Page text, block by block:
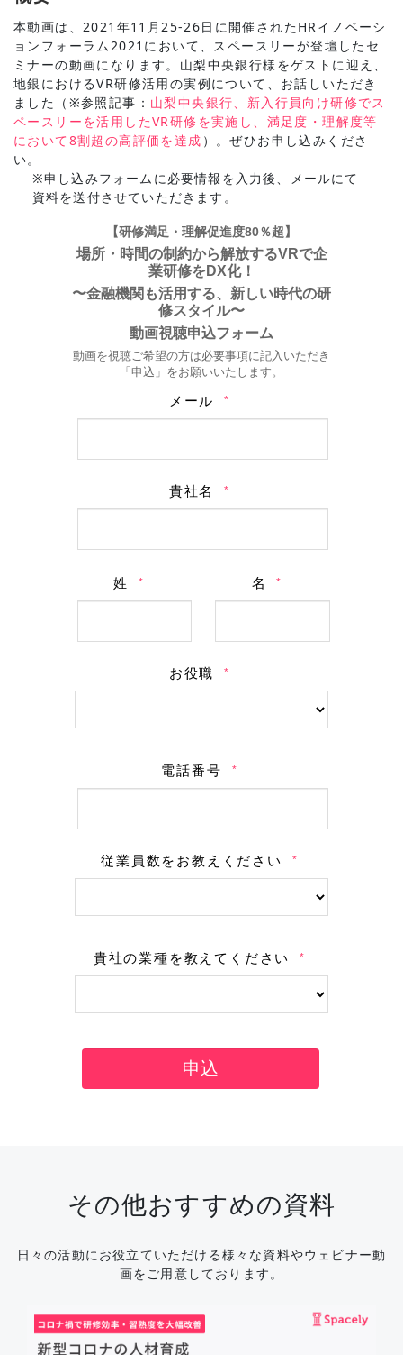
本動画は、2021年11月25-26日に開催されたHRイノベーシ
ョンフォーラム2021において、スペースリーが登壇したセ
ミナーの動画になります。山梨中央銀行様をゲストに迎え、
地銀におけるVR研修活用の実例について、お話しいただき
ました（※参照記事： 山梨中央銀行、新入行員向け研修でス
ペースリーを活用したVR研修を実施し、満足度・理解度等
において8割超の高評価を達成 ）。ぜひお申し込みくださ
い。
※申し込みフォームに必要情報を入力後、メールにて
資料を送付させていただきます。
その他おすすめの資料
日々の活動にお役立ていただける様々な資料やウェビナー動
画をご用意しております。